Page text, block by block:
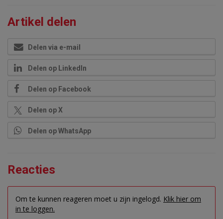
Artikel delen
Delen via e-mail
Delen op LinkedIn
Delen op Facebook
Delen op X
Delen op WhatsApp
Reacties
Om te kunnen reageren moet u zijn ingelogd. Klik hier om
in te loggen.